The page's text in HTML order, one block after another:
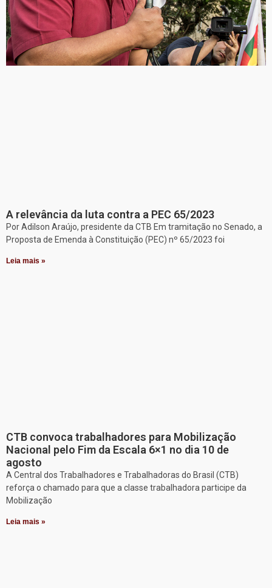
A relevância da luta contra a PEC 65/2023
Por Adilson Araújo, presidente da CTB Em tramitação no Senado, a
Proposta de Emenda à Constituição (PEC) nº 65/2023 foi
Leia mais »
CTB convoca trabalhadores para Mobilização
Nacional pelo Fim da Escala 6×1 no dia 10 de
agosto
A Central dos Trabalhadores e Trabalhadoras do Brasil (CTB)
reforça o chamado para que a classe trabalhadora participe da
Mobilização
Leia mais »